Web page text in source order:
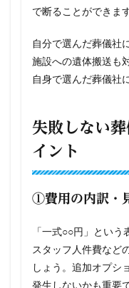
で断ることができます
自分で選んだ葬儀社
施設への遺体搬送も
自身で選んだ葬儀社
失敗しない
イント
①費用の内訳・
「一式○○円」とい
スタッフ人件費など
しょう。追加オプシ
発生しないかも重要